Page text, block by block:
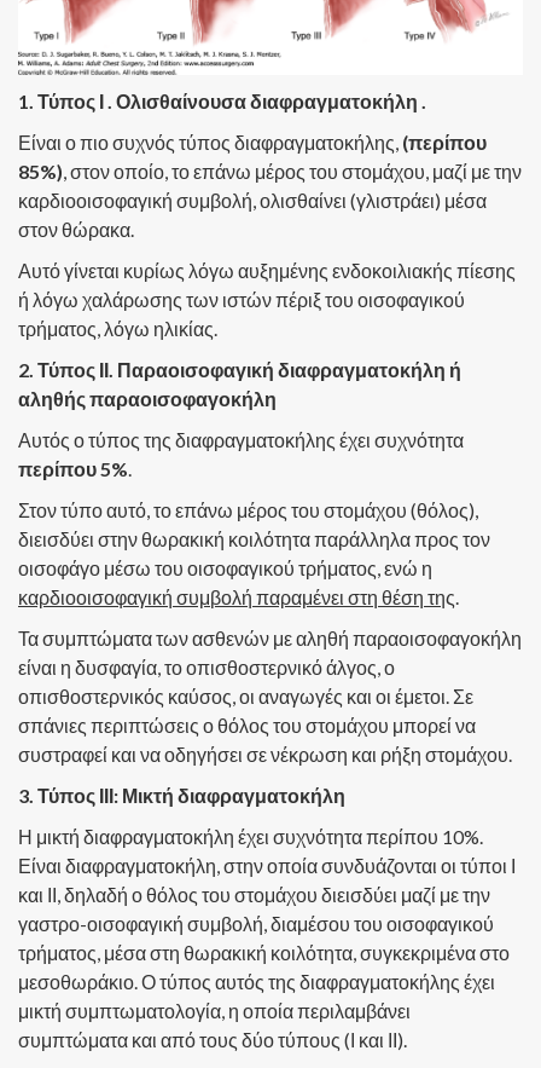
1. Τύπος Ι . Ολισθαίνουσα διαφραγματοκήλη .
Είναι ο πιο συχνός τύπος διαφραγματοκήλης, (περίπου
85%), στον οποίο, το επάνω μέρος του στομάχου, μαζί με την
καρδιοοισοφαγική συμβολή, ολισθαίνει (γλιστράει) μέσα
στον θώρακα.
Αυτό γίνεται κυρίως λόγω αυξημένης ενδοκοιλιακής πίεσης
ή λόγω χαλάρωσης των ιστών πέριξ του οισοφαγικού
τρήματος, λόγω ηλικίας.
2. Τύπος ΙΙ. Παραοισοφαγική διαφραγματοκήλη ή
αληθής παραοισοφαγοκήλη
Αυτός ο τύπος της διαφραγματοκήλης έχει συχνότητα
περίπου 5%.
Στον τύπο αυτό, το επάνω μέρος του στομάχου (θόλος),
διεισδύει στην θωρακική κοιλότητα παράλληλα προς τον
οισοφάγο μέσω του οισοφαγικού τρήματος, ενώ η
καρδιοοισοφαγική συμβολή παραμένει στη θέση της.
Τα συμπτώματα των ασθενών με αληθή παραοισοφαγοκήλη
είναι η δυσφαγία, το οπισθοστερνικό άλγος, ο
οπισθοστερνικός καύσος, οι αναγωγές και οι έμετοι. Σε
σπάνιες περιπτώσεις ο θόλος του στομάχου μπορεί να
συστραφεί και να οδηγήσει σε νέκρωση και ρήξη στομάχου.
3. Τύπος ΙΙΙ: Μικτή διαφραγματοκήλη
Η μικτή διαφραγματοκήλη έχει συχνότητα περίπου 10%.
Είναι διαφραγματοκήλη, στην οποία συνδυάζονται οι τύποι Ι
και ΙΙ, δηλαδή ο θόλος του στομάχου διεισδύει μαζί με την
γαστρο-οισοφαγική συμβολή, διαμέσου του οισοφαγικού
τρήματος, μέσα στη θωρακική κοιλότητα, συγκεκριμένα στο
μεσοθωράκιο. Ο τύπος αυτός της διαφραγματοκήλης έχει
μικτή συμπτωματολογία, η οποία περιλαμβάνει
συμπτώματα και από τους δύο τύπους (Ι και ΙΙ).